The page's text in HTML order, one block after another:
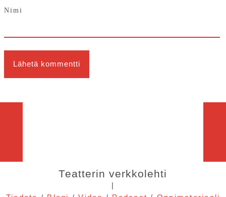
Nimi
Teatterin verkkolehti
|